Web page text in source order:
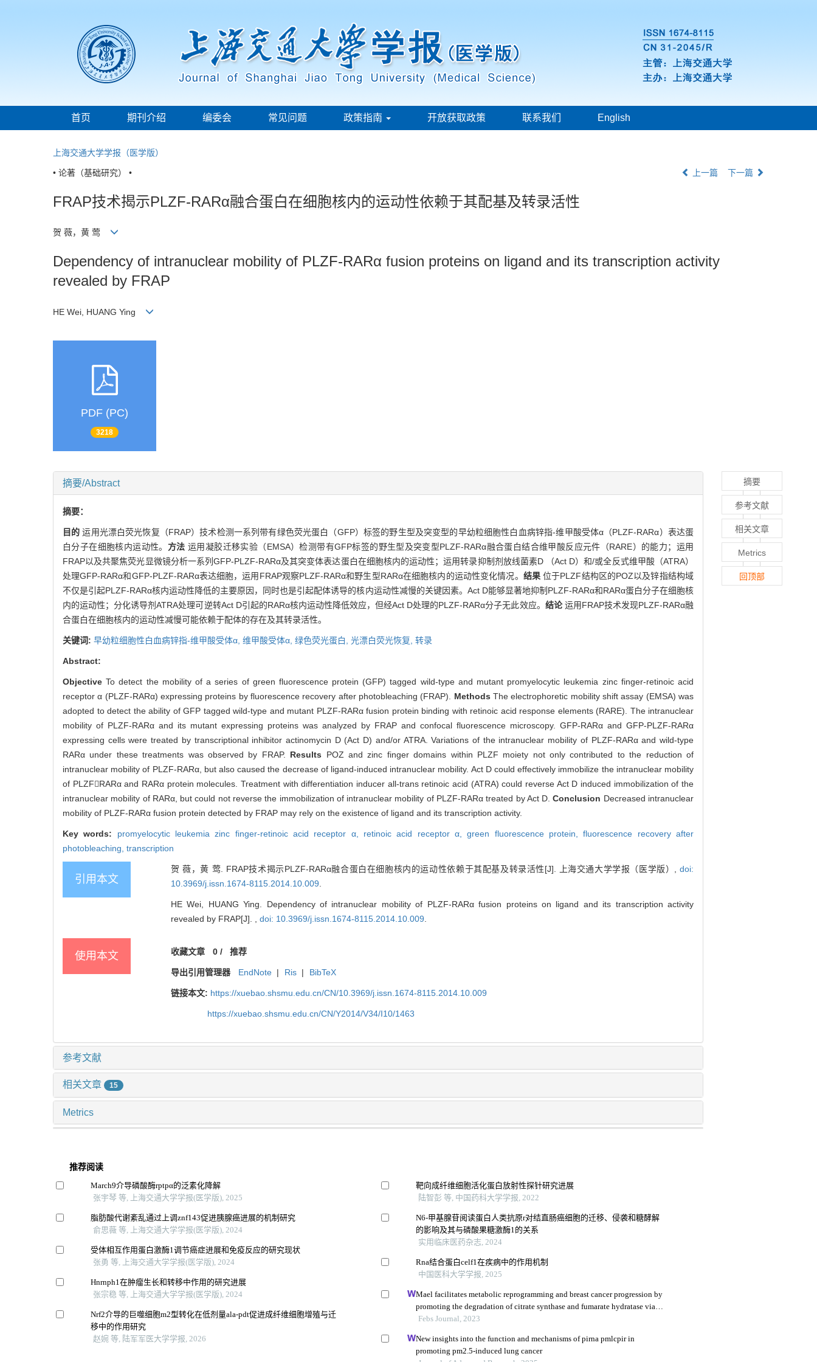
首页 期刊介绍 编委会 常见问题 政策指南 开放获取政策 联系我们 English
上海交通大学学报（医学版）
• 论著（基础研究） • 上一篇 下一篇
FRAP技术揭示PLZF-RARα融合蛋白在细胞核内的运动性依赖于其配基及转录活性
贺 薇，黄 莺
Dependency of intranuclear mobility of PLZF-RARα fusion proteins on ligand and its transcription activity
revealed by FRAP
HE Wei, HUANG Ying
PDF (PC)
3218
摘要/Abstract
摘要：
目的运用光漂白荧光恢复（FRAP）技术检测一系列带有绿色荧光蛋白（GFP）标签的野生型及突变型的早幼粒细胞性白血病锌指-维甲酸受体α（PLZF-RARα）表达蛋
白分子在细胞核内运动性。 方法 运用凝胶迁移实验（EMSA）检测带有GFP标签的野生型及突变型PLZF-RARα融合蛋白结合维甲酸反应元件（RARE）的能力；运用
FRAP以及共聚焦荧光显微镜分析一系列GFP-PLZF-RARα及其突变体表达蛋白在细胞核内的运动性；运用转录抑制剂放线菌素D （Act D）和/或全反式维甲酸（ATRA）
处理GFP-RARα和GFP-PLZF-RARα表达细胞，运用FRAP观察PLZF-RARα和野生型RARα在细胞核内的运动性变化情况。 结果位于PLZF结构区的POZ以及锌指结构域
不仅是引起PLZF-RARα核内运动性降低的主要原因，同时也是引起配体诱导的核内运动性减慢的关键因素。Act D能够显著地抑制PLZF-RARα和RARα蛋白分子在细胞核
内的运动性；分化诱导剂ATRA处理可逆转Act D引起的RARα核内运动性降低效应，但经Act D处理的PLZF-RARα分子无此效应。 结论运用FRAP技术发现PLZF-RARα融
合蛋白在细胞核内的运动性减慢可能依赖于配体的存在及其转录活性。
关键词: 早幼粒细胞性白血病锌指-维甲酸受体α, 维甲酸受体α, 绿色荧光蛋白, 光漂白荧光恢复, 转录
Abstract:
ObjectiveTo detect the mobility of a series of green fluorescence protein (GFP) tagged wild-type and mutant promyelocytic leukemia zinc finger-retinoic acid
receptor α (PLZF-RARα) expressing proteins by fluorescence recovery after photobleaching (FRAP). MethodsThe electrophoretic mobility shift assay (EMSA) was
adopted to detect the ability of GFP tagged wild-type and mutant PLZF-RARα fusion protein binding with retinoic acid response elements (RARE). The intranuclear
mobility of PLZF-RARα and its mutant expressing proteins was analyzed by FRAP and confocal fluorescence microscopy. GFP-RARα and GFP-PLZF-RARα
expressing cells were treated by transcriptional inhibitor actinomycin D (Act D) and/or ATRA. Variations of the intranuclear mobility of PLZF-RARα and wild-type
RARα under these treatments was observed by FRAP. Results POZ and zinc finger domains within PLZF moiety not only contributed to the reduction of
intranuclear mobility of PLZF-RARα, but also caused the decrease of ligand-induced intranuclear mobility. Act D could effectively immobilize the intranuclear mobility
of PLZFRARα and RARα protein molecules. Treatment with differentiation inducer all-trans retinoic acid (ATRA) could reverse Act D induced immobilization of the
intranuclear mobility of RARα, but could not reverse the immobilization of intranuclear mobility of PLZF-RARα treated by Act D.Conclusion Decreased intranuclear
mobility of PLZF-RARα fusion protein detected by FRAP may rely on the existence of ligand and its transcription activity.
Key words: promyelocytic leukemia zinc finger-retinoic acid receptor α, retinoic acid receptor α,green fluorescence protein,fluorescence recovery after
photobleaching, transcription
引用本文
贺 薇，黄 莺. FRAP技术揭示PLZF-RARα融合蛋白在细胞核内的运动性依赖于其配基及转录活性[J]. 上海交通大学学报（医学版）, doi:
10.3969/j.issn.1674-8115.2014.10.009.
HE Wei, HUANG Ying. Dependency of intranuclear mobility of PLZF-RARα fusion proteins on ligand and its transcription activity
revealed by FRAP[J]. , doi: 10.3969/j.issn.1674-8115.2014.10.009.
使用本文 收藏文章 0/ 推荐
导出引用管理器 EndNote | Ris | BibTeX
链接本文: https://xuebao.shsmu.edu.cn/CN/10.3969/j.issn.1674-8115.2014.10.009
https://xuebao.shsmu.edu.cn/CN/Y2014/V34/I10/1463
参考文献
相关文章 15
Metrics
推荐阅读
March9介导磷酸酶rptpα的泛素化降解
张宇琴 等, 上海交通大学学报(医学版), 2025
脂肪酸代谢紊乱通过上调znf143促进胰腺癌进展的机制研究
俞思薇 等, 上海交通大学学报(医学版), 2024
受体相互作用蛋白激酶1调节癌症进展和免疫反应的研究现状
张勇 等, 上海交通大学学报(医学版), 2024
Hnrnph1在肿瘤生长和转移中作用的研究进展
张宗稳 等, 上海交通大学学报(医学版), 2024
Nrf2介导的巨噬细胞m2型转化在低剂量ala-pdt促进成纤维细胞增殖与迁
移中的作用研究
赵婉 等, 陆军军医大学学报, 2026
靶向成纤维细胞活化蛋白放射性探针研究进展
陆智彭 等, 中国药科大学学报, 2022
N6-甲基腺苷阅读蛋白人类抗原r对结直肠癌细胞的迁移、侵袭和糖酵解
的影响及其与磷酸果糖激酶1的关系
实用临床医药杂志, 2024
Rna结合蛋白celf1在疾病中的作用机制
中国医科大学学报, 2025
Mael facilitates metabolic reprogramming and breast cancer progression by
promoting the degradation of citrate synthase and fumarate hydratase via
chaperone-mediated autophagy
Febs Journal, 2023
New insights into the function and mechanisms of pirna pmlcpir in
promoting pm2.5-induced lung cancer
摘要
参考文献
相关文章
Metrics
回顶部